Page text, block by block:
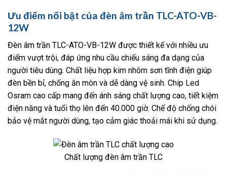
Ưu điểm nổi bật của đèn âm trần TLC-ATO-VB-
12W
Đèn âm trần TLC-ATO-VB-12W được thiết kế với nhiều ưu
điểm vượt trội, đáp ứng nhu cầu chiếu sáng đa dạng của
người tiêu dùng. Chất liệu hợp kim nhôm sơn tĩnh điện giúp
đèn bền bỉ, chống ăn mòn và dễ dàng vệ sinh. Chip Led
Osram cao cấp mang đến ánh sáng chất lượng cao, tiết kiệm
điện năng và tuổi thọ lên đến 40.000 giờ. Chế độ chống chói
bảo vệ mắt người dùng, tạo cảm giác thoải mái khi sử dụng.
Chất lượng đèn âm trần TLC